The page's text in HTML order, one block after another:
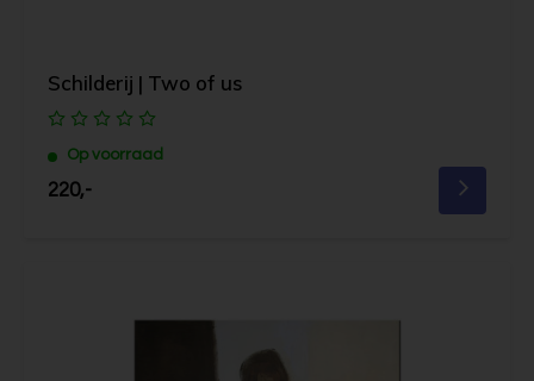
Schilderij | Two of us
Op voorraad
220,-